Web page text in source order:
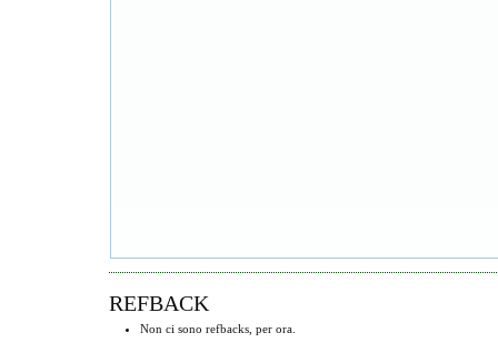
REFBACK
Non ci sono refbacks, per ora.